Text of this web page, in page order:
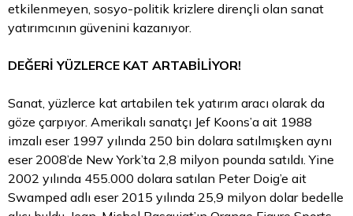
etkilenmeyen, sosyo-politik krizlere dirençli olan sanat
yatırımcının güvenini kazanıyor.
DEĞERİ YÜZLERCE KAT ARTABİLİYOR!
Sanat, yüzlerce kat artabilen tek yatırım aracı olarak da
göze çarpıyor. Amerikalı sanatçı Jef Koons’a ait 1988
imzalı eser 1997 yılında 250 bin dolara satılmışken aynı
eser 2008’de New York’ta 2,8 milyon pounda satıldı. Yine
2002 yılında 455.000 dolara satılan Peter Doig’e ait
Swamped adlı eser 2015 yılında 25,9 milyon dolar bedelle